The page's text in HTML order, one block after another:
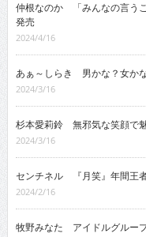
仲根なのか 「みんなの言う
発売
2024/4/16
あぁ～しらき 男かな？女か
2024/3/16
杉本愛莉鈴 無邪気な笑顔で
2024/3/16
センチネル 『月笑』年間王
2024/2/16
牧野みなた アイドルグルー